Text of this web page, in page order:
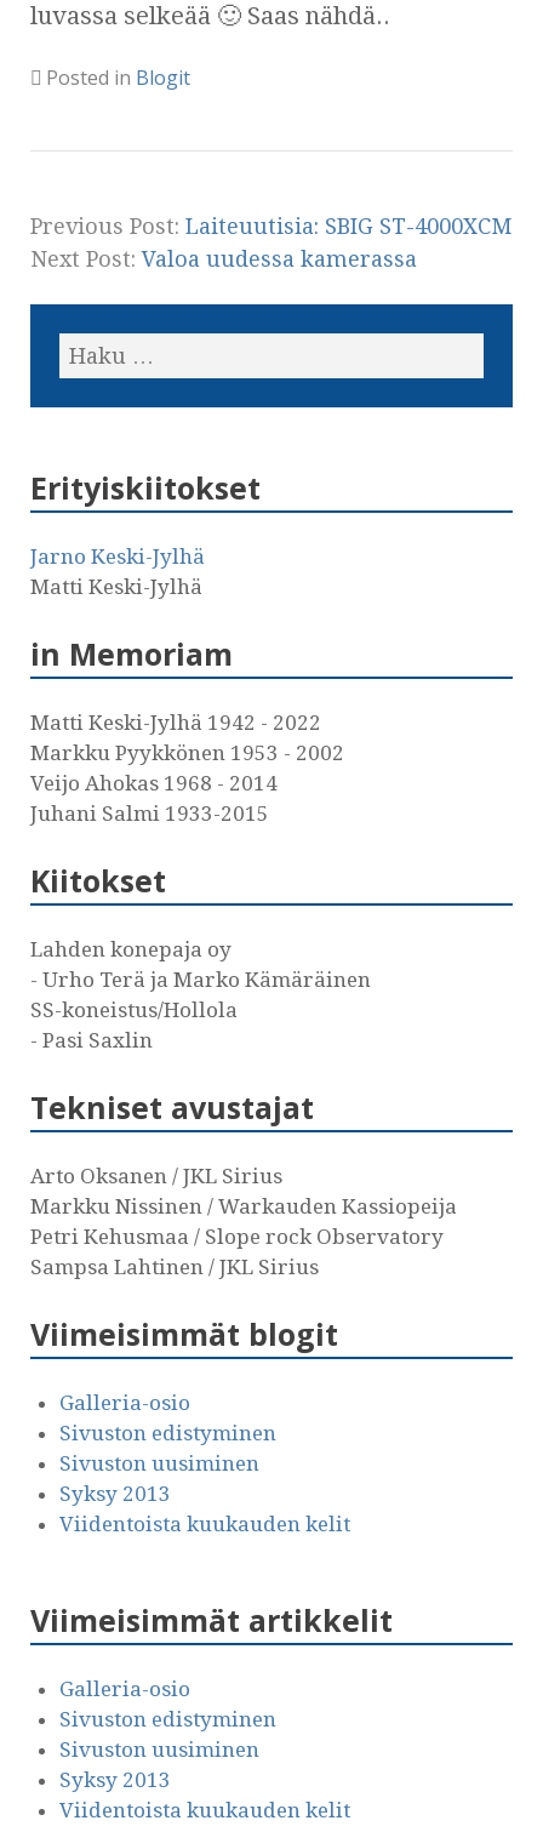
luvassa selkeää 🙂 Saas nähdä..
Posted in Blogit
Previous Post: Laiteuutisia: SBIG ST-4000XCM
Next Post:Valoa uudessa kamerassa
Erityiskiitokset
Jarno Keski-Jylhä
Matti Keski-Jylhä
in Memoriam
Matti Keski-Jylhä 1942 - 2022
Markku Pyykkönen 1953 - 2002
Veijo Ahokas 1968 - 2014
Juhani Salmi 1933-2015
Kiitokset
Lahden konepaja oy
- Urho Terä ja Marko Kämäräinen
SS-koneistus/Hollola
- Pasi Saxlin
Tekniset avustajat
Arto Oksanen / JKL Sirius
Markku Nissinen / Warkauden Kassiopeija
Petri Kehusmaa / Slope rock Observatory
Sampsa Lahtinen / JKL Sirius
Viimeisimmät blogit
Galleria-osio
Sivuston edistyminen
Sivuston uusiminen
Syksy 2013
Viidentoista kuukauden kelit
Viimeisimmät artikkelit
Galleria-osio
Sivuston edistyminen
Sivuston uusiminen
Syksy 2013
Viidentoista kuukauden kelit